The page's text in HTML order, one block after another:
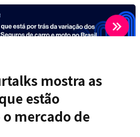
mostra as
estão
mercado de